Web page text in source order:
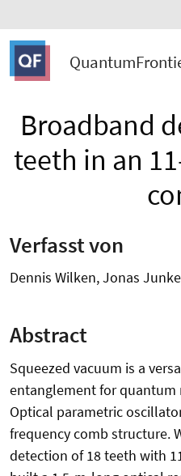
Broadband
teeth in an
Verfasst von
Dennis Wilken, Jonas
Abstract
Squeezed vacuum is a
entanglement for
Optical parametric
frequency comb structure.
detection of 18 teeth with